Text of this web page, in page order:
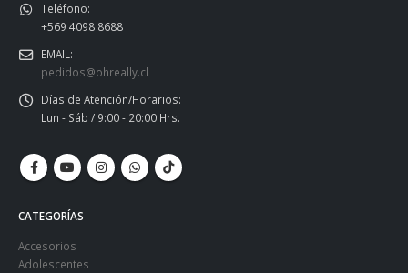
Teléfono:
+569 4098 8688
EMAIL:
pedidos@ohreally.cl
Días de Atención/Horarios:
Lun - Sáb / 9:00 - 20:00 Hrs.
CATEGORÍAS
Accesorios
Adolescentes